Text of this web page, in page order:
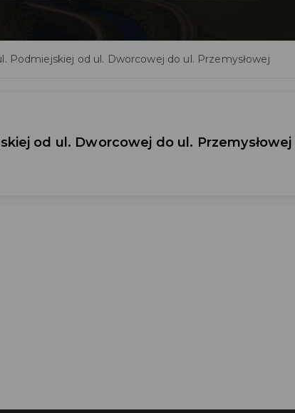
Podmiejskiej od ul. Dworcowej do ul. Przemysłowej
od ul. Dworcowej do ul. Przemysłowej